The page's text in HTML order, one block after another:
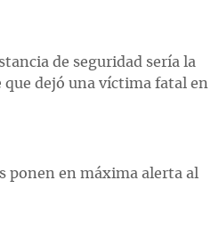
de seguridad sería la
que dejó una víctima fatal en
ponen en máxima alerta al